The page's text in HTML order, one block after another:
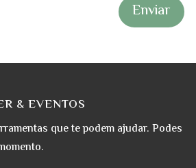
Enviar
& EVENTOS
que te podem ajudar. Podes